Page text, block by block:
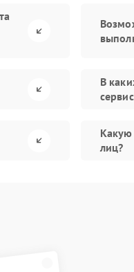
В
Какую
лиц?